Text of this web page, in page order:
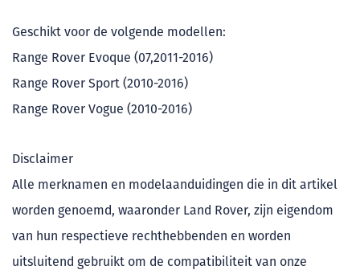
Geschikt voor de volgende modellen:
Range Rover Evoque (07,2011-2016)
Range Rover Sport (2010-2016)
Range Rover Vogue (2010-2016)
Disclaimer
Alle merknamen en modelaanduidingen die in dit artikel
worden genoemd, waaronder Land Rover, zijn eigendom
van hun respectieve rechthebbenden en worden
uitsluitend gebruikt om de compatibiliteit van onze